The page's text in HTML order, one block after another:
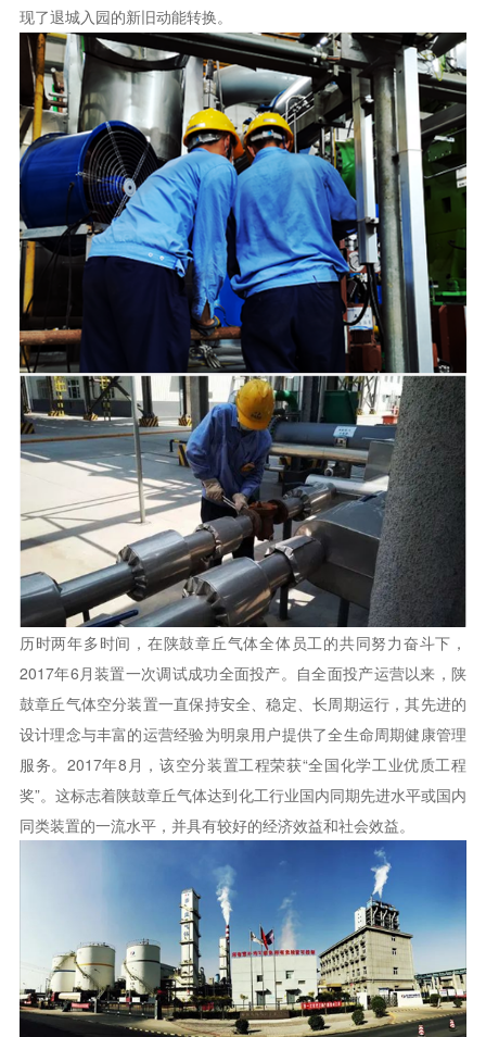
现了退城入园的新旧动能转换。
历时两年多时间，在陕鼓章丘气体全体员工的共同努力奋斗下，
2017年6月装置一次调试成功全面投产。自全面投产运营以来，陕
鼓章丘气体空分装置一直保持安全、稳定、长周期运行，其先进的
设计理念与丰富的运营经验为明泉用户提供了全生命周期健康管理
服务。2017年8月，该空分装置工程荣获“全国化学工业优质工程
奖”。这标志着陕鼓章丘气体达到化工行业国内同期先进水平或国内
同类装置的一流水平，并具有较好的经济效益和社会效益。